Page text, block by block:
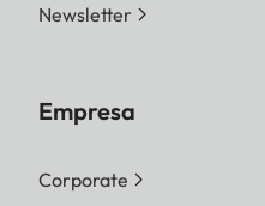
Newsletter
Empresa
Corporate